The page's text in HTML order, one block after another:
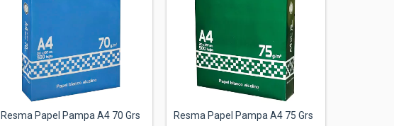
Resma Papel Pampa A4 70 Grs
Resma Papel Pampa A4 75 Grs